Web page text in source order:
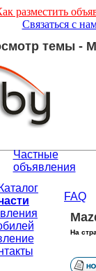
разместить
Связаться с
темы -
Частные
объявления
FAQ
На